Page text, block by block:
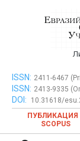
Евразийский
ISSN: 2411-6467
ISSN: 2413-9335
DOI:
10.31618/
ПУБЛИКАЦИЯ
SCOPUS